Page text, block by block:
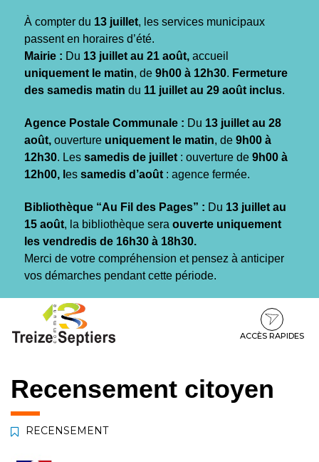
À compter du 13 juillet, les services municipaux
passent en horaires d’été.
Mairie : Du 13 juillet au 21 août, accueil
uniquement le matin, de 9h00 à 12h30. Fermeture
des samedis matin du 11 juillet au 29 août inclus.
Agence Postale Communale : Du 13 juillet au 28
août, ouverture uniquement le matin, de 9h00 à
12h30. Les samedis de juillet : ouverture de 9h00 à
12h00, l es samedis d’août : agence fermée.
Bibliothèque “Au Fil des Pages” : Du 13 juillet au
15 août, la bibliothèque sera ouverte uniquement
les vendredis de 16h30 à 18h30.
Merci de votre compréhension et pensez à anticiper
vos démarches pendant cette période.
contenu
pied
ACCÈS RAPIDES
Recensement citoyen
RECENSEMENT